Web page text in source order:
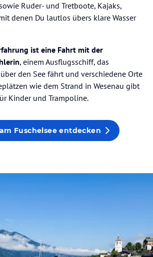
Ruder- und Tretboote, Kajaks,
denen Du lautlos übers klare Wasser
ist eine Fahrt mit der
, einem Ausflugsschiff, das
den See fährt und verschiedene Orte
wie dem Strand in Wesenau gibt
Kinder und Trampoline.
Fuschelsee entdecken